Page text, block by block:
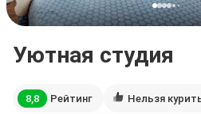
Уютная студия
8,8 Рейтинг Нельзя